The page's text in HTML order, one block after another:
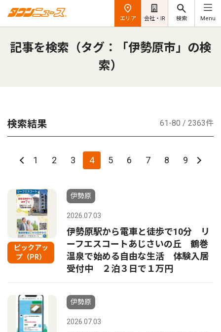
エリア 会社・IR 検索 Menu
記事を検索（タグ：「伊勢原市」の検
索）
検索結果 61-80 / 2363件
1 2 3 4 5 6 7 8 9
ピックアッ
プ（PR）
伊勢原
2026.07.03
伊勢原駅から電車と徒歩で10分 リ
ーフエスコートあじさいの丘 鶴巻
温泉で始める自由な生活 体験入居
受付中 ２泊３日で１万円
伊勢原
2026.07.03